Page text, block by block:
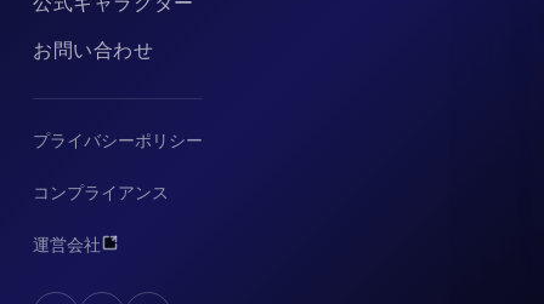
お問い合わせ
プライバシーポリシー
コンプライアンス
運営会社